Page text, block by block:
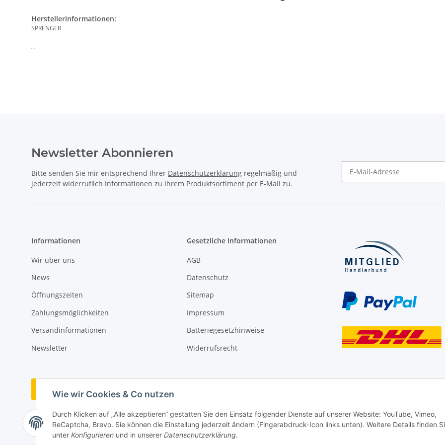
Wie wir Cookies & Co nutzen
Durch Klicken auf „Alle akzeptieren“ gestatten Sie den Einsatz folgender Dienste auf unserer Website: YouTube, Vimeo,
ReCaptcha, Brevo. Sie können die Einstellung jederzeit ändern (Fingerabdruck-Icon links unten). Weitere Details finden
unter Konfigurieren und in unserer Datenschutzerklärung.
Herstellerinformationen:
SPRENGER
, ,
Newsletter Abonnieren
Bitte senden Sie mir entsprechend Ihrer Datenschutzerklärung regelmäßig und
jederzeit widerruflich Informationen zu Ihrem Produktsortiment per E-Mail zu.
Informationen
Wir über uns
News
Öffnungszeiten
Zahlungsmöglichkeiten
Versandinformationen
Newsletter
Gesetzliche Informationen
AGB
Datenschutz
Sitemap
Impressum
Batteriegesetzhinweise
Widerrufsrecht
Vertrag widerrufen